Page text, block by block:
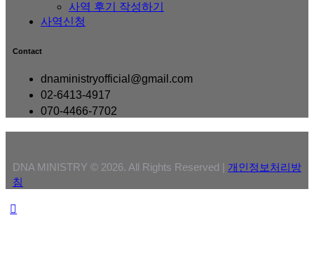
사역 후기 작성하기
사역신청
Contact
dnaministryofficial@gmail.com
02-6413-4917
070-4466-7702
DNA MINISTRY © 2026. All Rights Reserved | 개인정보처리방
침